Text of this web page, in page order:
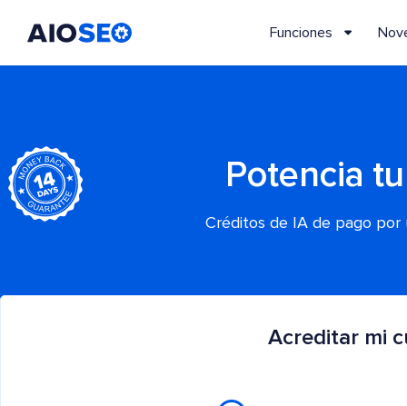
Funciones
Potencia
Créditos de IA de pago por
Acreditar mi